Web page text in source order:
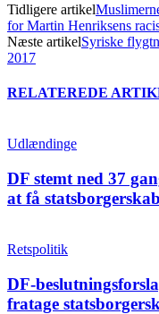
Tidligere artikel
for Martin Henriksens
Næste artikelSyriske
2017
RELATEREDE
Udlændinge
DF stemt ned 37
at få statsborgerskab
Retspolitik
DF-
fratage